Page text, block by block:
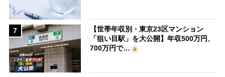
7
【世帯年収別・東京23区マンション
「狙い目駅」を大公開】年収500万円、
700万円で…